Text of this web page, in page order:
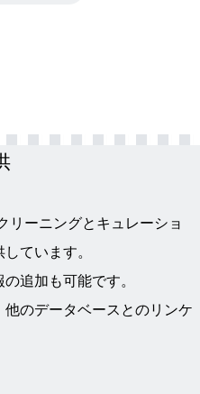
リーニングとキュレーショ
ています。
追加も可能です。
のデータベースとのリンケ